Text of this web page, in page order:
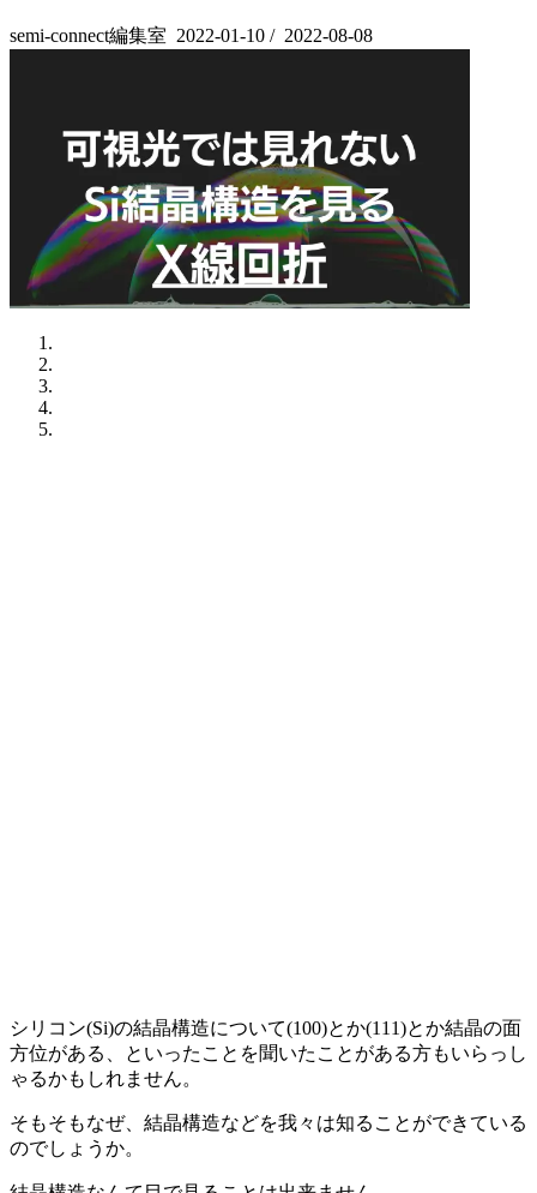
semi-connect編集室 2022-01-10 / 2022-08-08
シリコン(Si)の結晶構造について(100)とか(111)とか結晶の面
方位がある、といったことを聞いたことがある方もいらっし
ゃるかもしれません。
そもそもなぜ、結晶構造などを我々は知ることができている
のでしょうか。